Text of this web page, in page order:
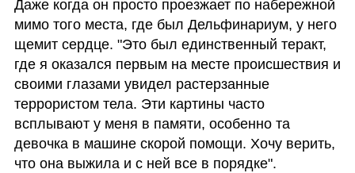
Даже когда он просто проезжает по набережной
мимо того места, где был Дельфинариум, у него
щемит сердце. "Это был единственный теракт,
где я оказался первым на месте происшествия и
своими глазами увидел растерзанные
террористом тела. Эти картины часто
всплывают у меня в памяти, особенно та
девочка в машине скорой помощи. Хочу верить,
что она выжила и с ней все в порядке".